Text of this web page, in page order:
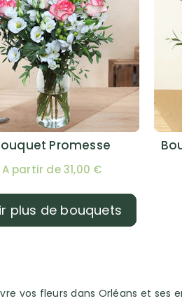
Promesse
A partir de 31,00 €
plus de bouquets
vos fleurs dans Orléans et ses